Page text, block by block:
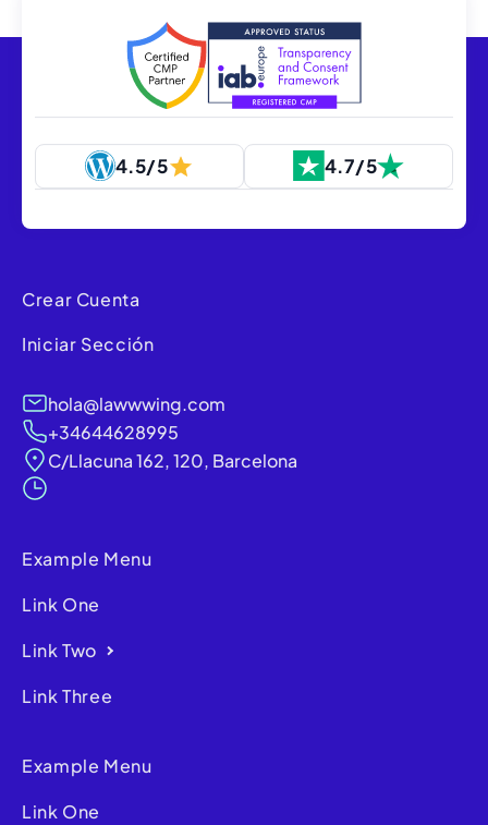
4.5/5 4.7/5
Crear Cuenta
Iniciar Sección
hola@lawwwing.com
+34644628995
C/Llacuna 162, 120, Barcelona
Example Menu
Link One
Link Two
Link Three
Example Menu
Link One